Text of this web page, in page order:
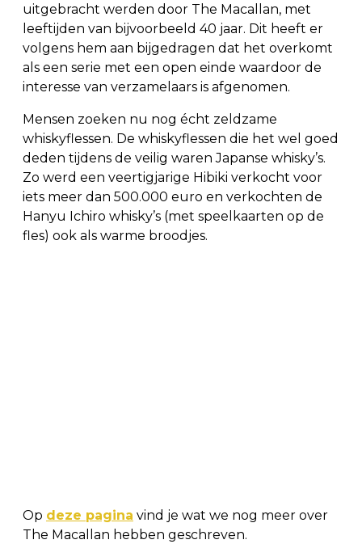
uitgebracht werden door The Macallan, met
leeftijden van bijvoorbeeld 40 jaar. Dit heeft er
volgens hem aan bijgedragen dat het overkomt
als een serie met een open einde waardoor de
interesse van verzamelaars is afgenomen.
Mensen zoeken nu nog écht zeldzame
whiskyflessen. De whiskyflessen die het wel goed
deden tijdens de veilig waren Japanse whisky’s.
Zo werd een veertigjarige Hibiki verkocht voor
iets meer dan 500.000 euro en verkochten de
Hanyu Ichiro whisky’s (met speelkaarten op de
fles) ook als warme broodjes.
Op deze pagina vind je wat we nog meer over
The Macallan hebben geschreven.